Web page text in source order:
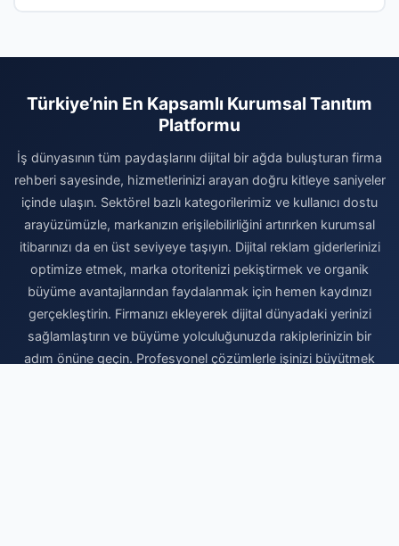
Türkiye’nin En Kapsamlı Kurumsal Tanıtım
Platformu
İş dünyasının tüm paydaşlarını dijital bir ağda buluşturan firma
rehberi sayesinde, hizmetlerinizi arayan doğru kitleye saniyeler
içinde ulaşın. Sektörel bazlı kategorilerimiz ve kullanıcı dostu
arayüzümüzle, markanızın erişilebilirliğini artırırken kurumsal
itibarınızı da en üst seviyeye taşıyın. Dijital reklam giderlerinizi
optimize etmek, marka otoritenizi pekiştirmek ve organik
büyüme avantajlarından faydalanmak için hemen kaydınızı
gerçekleştirin. Firmanızı ekleyerek dijital dünyadaki yerinizi
sağlamlaştırın ve büyüme yolculuğunuzda rakiplerinizin bir
adım önüne geçin. Profesyonel çözümlerle işinizi büyütmek